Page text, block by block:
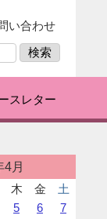
い合わせ
スレター
4月
木 金
土
5 6
7